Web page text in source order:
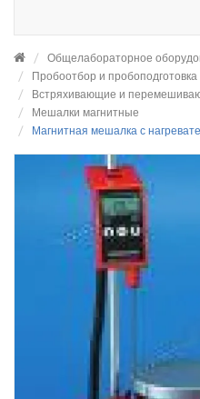
Общелабораторное
Пробоотбор и пробоподготовка
Встряхивающие и
Мешалки магнитные
Магнитная мешалка с